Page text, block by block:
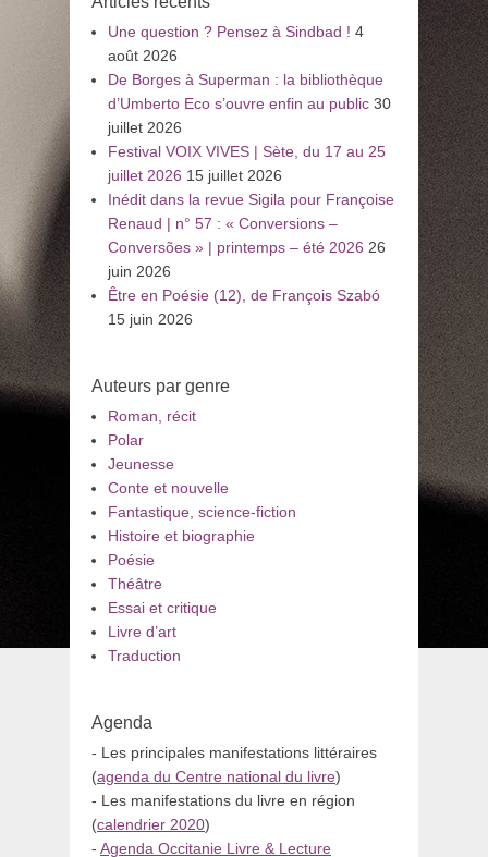
Une question ? Pensez à Sindbad ! 4
août 2026
De Borges à Superman : la bibliothèque
d’Umberto Eco s’ouvre enfin au public 30
juillet 2026
Festival VOIX VIVES | Sète, du 17 au 25
juillet 2026 15 juillet 2026
Inédit dans la revue Sigila pour Françoise
Renaud | n° 57 : « Conversions –
Conversões » | printemps – été 2026 26
juin 2026
Être en Poésie (12), de François Szabó
15 juin 2026
Auteurs par genre
Roman, récit
Polar
Jeunesse
Conte et nouvelle
Fantastique, science-fiction
Histoire et biographie
Poésie
Théâtre
Essai et critique
Livre d’art
Traduction
Agenda
- Les principales manifestations littéraires
(agenda du Centre national du livre)
- Les manifestations du livre en région
(calendrier 2020)
- Agenda Occitanie Livre & Lecture